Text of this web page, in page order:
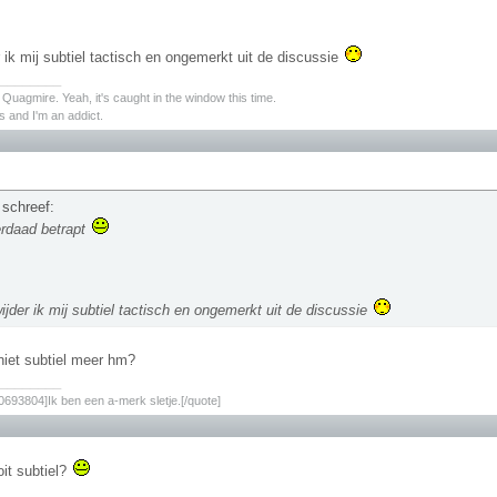
ik mij subtiel tactisch en ongemerkt uit de discussie
Yeah, it's caught in the window this time.
and I'm an addict.
betrapt
ik mij subtiel tactisch en ongemerkt uit de discussie
subtiel meer hm?
ben een a-merk sletje.[/quote]
subtiel?